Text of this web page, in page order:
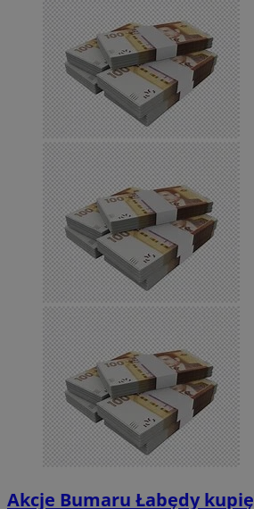
Akcje Bumaru Łabędy kupię